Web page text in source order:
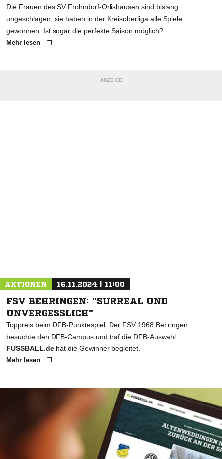
Die Frauen des SV Frohndorf-Orlishausen sind bislang
ungeschlagen, sie haben in der Kreisoberliga alle Spiele
gewonnen. Ist sogar die perfekte Saison möglich?
Mehr lesen
ANZEIGE
AKTIONEN 16.11.2024 | 11:00
FSV BEHRINGEN: "SURREAL UND
UNVERGESSLICH"
Toppreis beim DFB-Punktespiel: Der FSV 1968 Behringen
besuchte den DFB-Campus und traf die DFB-Auswahl.
FUSSBALL.de hat die Gewinner begleitet.
Mehr lesen